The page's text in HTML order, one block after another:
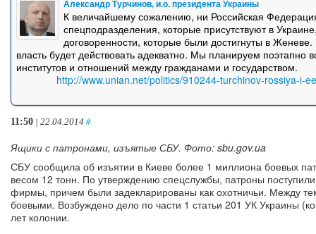
Александр Турчинов, и.о. президента Украины
К величайшему сожалению, ни Российская
спецподразделения, которые присутствуют в
договоренности, которые были достигнуты в Женеве.
власть будет действовать адекватно. Мы планируем поэтапно
институтов и отношений между гражданами и государством.
http://www.unian.net/politics/910244-turchinov-rossiya-i-
11:50 | 22.04.2014 #
Ящики с патронами, изъятые СБУ. Фото: sbu.gov.ua
СБУ сообщила об изъятии в Киеве более 1 миллиона боевых
весом 12 тонн. По утверждению спецслужбы, патроны
фирмы, причем были задекларированы как охотничьи. Между
боевыми. Возбуждено дело по части 1 статьи 201 УК Украины
лет колонии.